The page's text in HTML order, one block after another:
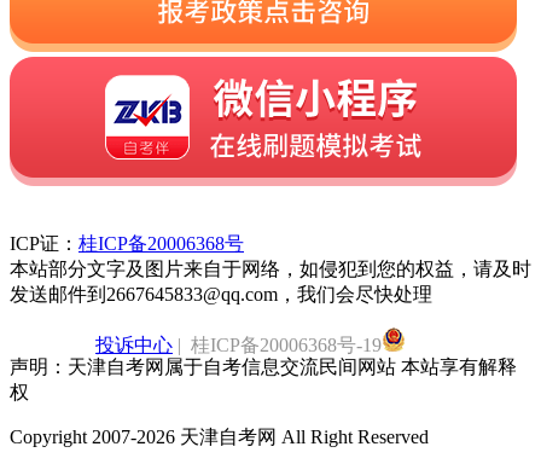
ICP证： 桂ICP备20006368号
本站部分文字及图片来自于网络，如侵犯到您的权益，请及时
发送邮件到2667645833@qq.com，我们会尽快处理
投诉中心 | 桂ICP备20006368号-19
声明：天津自考网属于自考信息交流民间网站 本站享有解释
权
Copyright 2007-2026 天津自考网 All Right Reserved